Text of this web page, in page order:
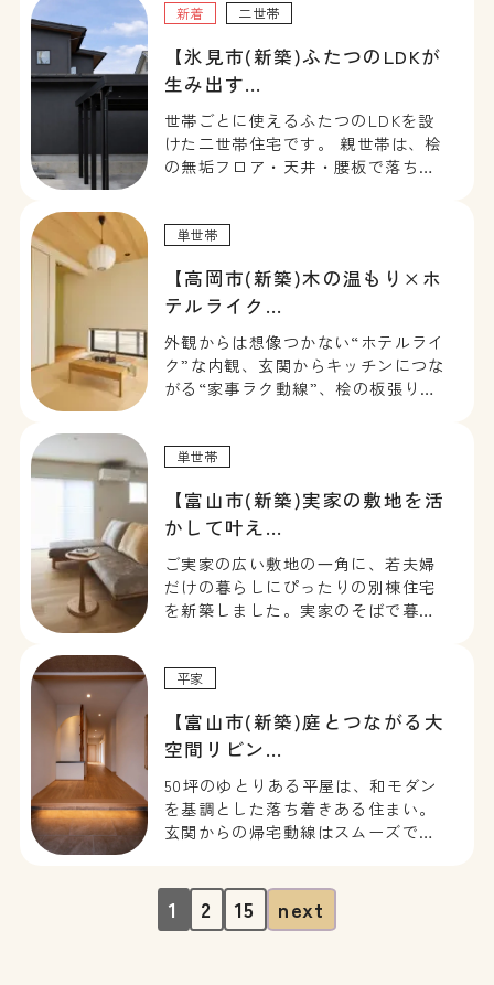
いです。
新着 二世帯
【氷見市(新築)ふたつのLDKが
生み出す…
世帯ごとに使えるふたつのLDKを設
けた二世帯住宅です。 親世帯は、桧
の無垢フロア・天井・腰板で落ち着
さしいトーンの空間に。それぞれの
く過ごせます。 住み継ぐ安心を叶
[…]
単世帯
【高岡市(新築)木の温もり×ホ
テルライク…
外観からは想像つかない“ホテルライ
ク”な内観、玄関からキッチンにつな
がる“家事ラク動線”、桧の板張りや
い」を叶える、木の温もり×ホテル
単世帯
【富山市(新築)実家の敷地を活
かして叶え…
ご実家の広い敷地の⼀角に、若夫婦
だけの暮らしにぴったりの別棟住宅
を新築しました。実家のそばで暮ら
平家
【富山市(新築)庭とつながる大
空間リビン…
50坪のゆとりある平屋は、和モダン
を基調とした落ち着きある住まい。
玄関からの帰宅動線はスムーズで、
むリビングは、心を解き放つような
贅沢な空間に。外とのつながりを感
1 2 15 next